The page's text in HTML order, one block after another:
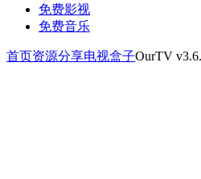
免费影视
免费音乐
首页资源分享电视盒子OurTV